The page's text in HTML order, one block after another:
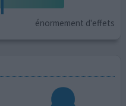
énormement d'effets